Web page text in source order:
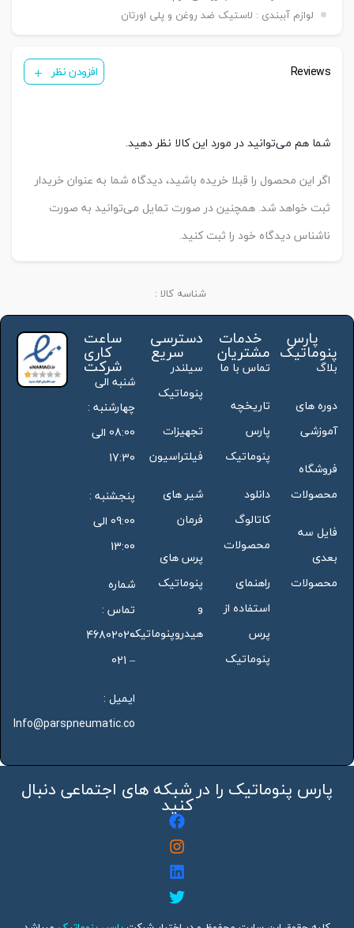
لوازم آببندی : لاستیک ضد روغن و پلی اورتان
Reviews افزودن نظر
شما هم می‌توانید در مورد این کالا نظر دهید.
اگر این محصول را قبلا خریده باشید، دیدگاه شما به عنوان خریدار
ثبت خواهد شد. همچنین در صورت تمایل می‌توانید به صورت
ناشناس دیدگاه خود را ثبت کنید.
شناسه کالا :
پارس
پنوماتیک
بلاگ
دوره های
آموزشی
فروشگاه
محصولات
فایل سه
بعدی
محصولات
خدمات
مشتریان
تماس با ما
تاریخچه
پارس
پنوماتیک
دانلود
کاتالوگ
محصولات
راهنمای
استفاده از
پرس
پنوماتیک
دسترسی
سریع
سیلندر
پنوماتیک
تجهیزات
فیلتراسیون
شیر های
فرمان
پرس های
پنوماتیک
و
هیدروپنوماتیک
ساعت
کاری
شرکت
شنبه الی
چهارشنبه :
08:00 الی
17:30
پنجشنبه :
09:00 الی
13:00
شماره
تماس :
46802020
– 021
ایمیل :
Info@parspneumatic.co
پارس پنوماتیک را در شبکه های اجتماعی دنبال
کنید